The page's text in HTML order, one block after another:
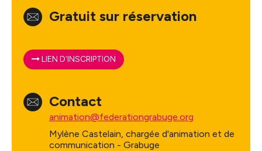
Gratuit sur réservation
LIEN D'INSCRIPTION
Contact
animation@federationgrabuge.org
Mylène Castelain, chargée d'animation et de
communication - Grabuge